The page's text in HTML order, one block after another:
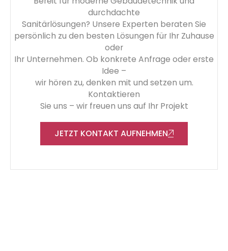
Services
durchdachte
Sanitärlösungen? Unsere Experten beraten Sie
persönlich zu den besten Lösungen für Ihr Zuhause
oder
Ihr Unternehmen. Ob konkrete Anfrage oder erste
Idee –
wir hören zu, denken mit und setzen um.
Kontaktieren
Sie uns – wir freuen uns auf Ihr Projekt
JETZT KONTAKT AUFNEHMEN